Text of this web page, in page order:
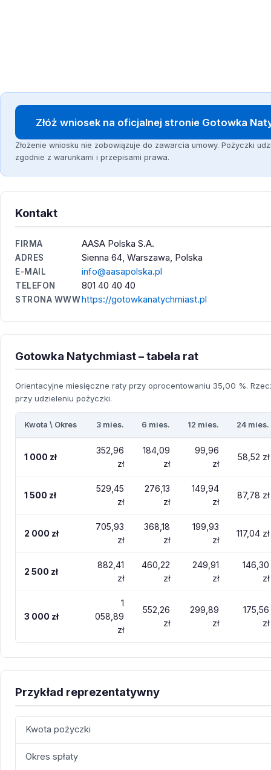
Złóż wniosek na oficjalnej stronie Gotowka
Złożenie wniosku nie zobowiązuje do zawarcia umowy. Pożyczki
zgodnie z warunkami i przepisami prawa.
Kontakt
FIRMA AASA Polska S.A.
ADRES Sienna 64, Warszawa, Polska
E-MAIL info@aasapolska.pl
TELEFON 801 40 40 40
STRONA WWWhttps://gotowkanatychmiast.pl
Gotowka Natychmiast – tabela rat
Orientacyjne miesięczne raty przy oprocentowaniu 35,00 %.
przy udzieleniu pożyczki.
Kwota \ Okres 3 mies. 6 mies. 12 mies. 24 mies.
1 000 zł
352,96
zł
184,09
zł
99,96
zł
58,52 zł
1 500 zł
529,45
zł
276,13
zł
149,94
zł
87,78 zł
2 000 zł
705,93
zł
368,18
zł
199,93
zł
117,04 zł
2 500 zł
882,41
zł
460,22
zł
249,91
zł
146,30
zł
3 000 zł
1
058,89
zł
552,26
zł
299,89
zł
175,56
zł
Przykład reprezentatywny
Kwota pożyczki
Okres spłaty